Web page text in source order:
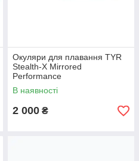
Окуляри для плавання TYR
Stealth-X Mirrored
Performance
В наявності
2 000 ₴